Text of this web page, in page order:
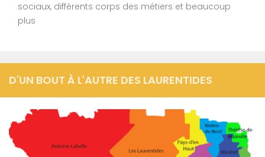
sociaux, différents corps des métiers et beaucoup
plus
D'UN BOUT À L'AUTRE DES LAURENTIDES